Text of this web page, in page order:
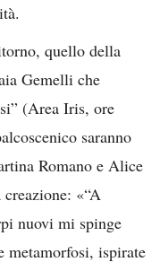
quello della
Gemelli che
(Area Iris, ore
saranno
Romano e Alice
«“A
nuovi mi spinge
metamorfosi, ispirate